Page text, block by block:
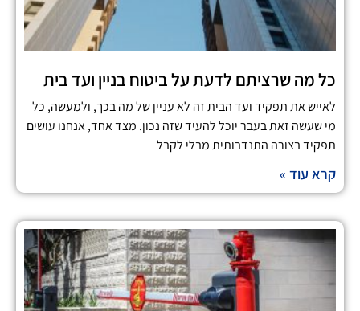
כל מה שרציתם לדעת על ביטוח בניין ועד בית
לאייש את תפקיד ועד הבית זה לא עניין של מה בכך, ולמעשה, כל
מי שעשה זאת בעבר יוכל להעיד שזה נכון. מצד אחד, אנחנו עושים
תפקיד בצורה התנדבותית מבלי לקבל
קרא עוד »